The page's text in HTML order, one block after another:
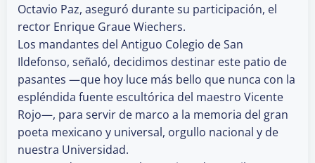
Octavio Paz, aseguró durante su participación, el
rector Enrique Graue Wiechers.
Los mandantes del Antiguo Colegio de San
Ildefonso, señaló, decidimos destinar este patio de
pasantes —que hoy luce más bello que nunca con la
espléndida fuente escultórica del maestro Vicente
Rojo—, para servir de marco a la memoria del gran
poeta mexicano y universal, orgullo nacional y de
nuestra Universidad.